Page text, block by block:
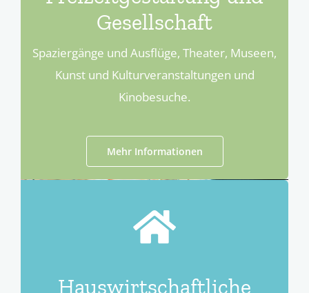
Gesellschaft
Spaziergänge und Ausflüge, Theater, Museen,
Kunst und Kulturveranstaltungen und
Kinobesuche.
Mehr Informationen
Hauswirtschaftliche